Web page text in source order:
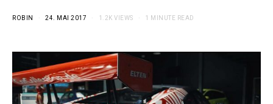
ROBIN 24. MAI 2017 1.2K VIEWS 1 MINUTE READ